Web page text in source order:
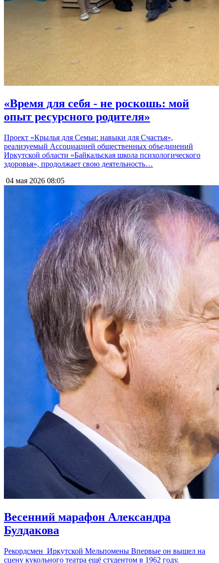
«Время для себя - не роскошь: мой
опыт ресурсного родителя»
Проект «Крылья для Семьи: навыки для Счастья»,
реализуемый Ассоциацией общественных объединений
Иркутской области «Байкальская школа психологического
здоровья», продолжает свою деятельность…
04 мая 2026 08:05
Весенний марафон Александра
Булдакова
Рекордсмен Иркутской Мельпомены Впервые он вышел на
сцену кукольного театра ещё студентом в 1962 году.